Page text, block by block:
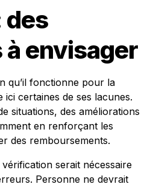
des
envisager
qu’il fonctionne pour la
certaines de ses lacunes.
situations, des améliorations
en renforçant les
des remboursements.
serait nécessaire
Personne ne devrait